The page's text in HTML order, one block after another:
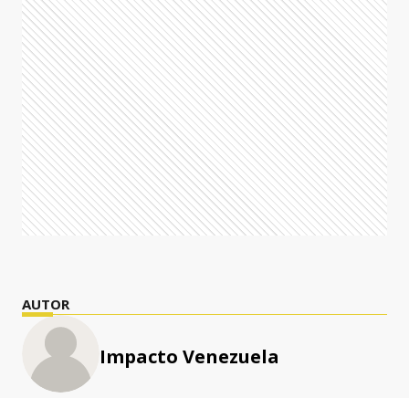
AUTOR
Impacto Venezuela